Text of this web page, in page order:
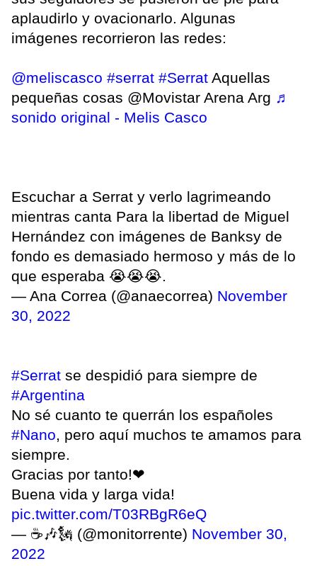
aplaudirlo y ovacionarlo. Algunas
imágenes recorrieron las redes:
@meliscasco #serrat #Serrat Aquellas
pequeñas cosas @Movistar Arena Arg ♬
sonido original - Melis Casco
Escuchar a Serrat y verlo lagrimeando
mientras canta Para la libertad de Miguel
Hernández con imágenes de Banksy de
fondo es demasiado hermoso y más de lo
que esperaba 😭😭😭.
— Ana Correa (@anaecorrea) November
30, 2022
#Serrat se despidió para siempre de
#Argentina
No sé cuanto te querrán los españoles
#Nano, pero aquí muchos te amamos para
siempre.
Gracias por tanto!❤
Buena vida y larga vida!
pic.twitter.com/T03RBgR6eQ
— ☕🎶🗽 (@monitorrente) November 30,
2022